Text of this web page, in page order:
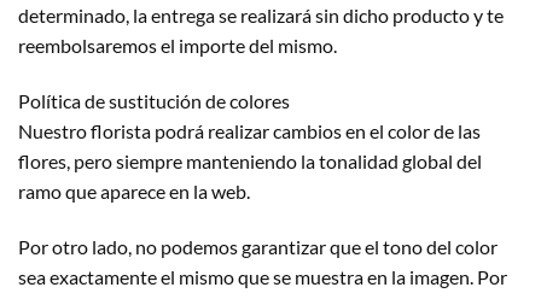
determinado, la entrega se realizará sin dicho producto y te
reembolsaremos el importe del mismo.
Política de sustitución de colores
Nuestro florista podrá realizar cambios en el color de las
flores, pero siempre manteniendo la tonalidad global del
ramo que aparece en la web.
Por otro lado, no podemos garantizar que el tono del color
sea exactamente el mismo que se muestra en la imagen. Por